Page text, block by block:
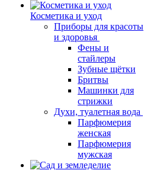
Косметика и уход
Приборы для красоты
и здоровья
Фены и
стайлеры
Зубные щётки
Бритвы
Машинки для
стрижки
Духи, туалетная вода
Парфюмерия
женская
Парфюмерия
мужская